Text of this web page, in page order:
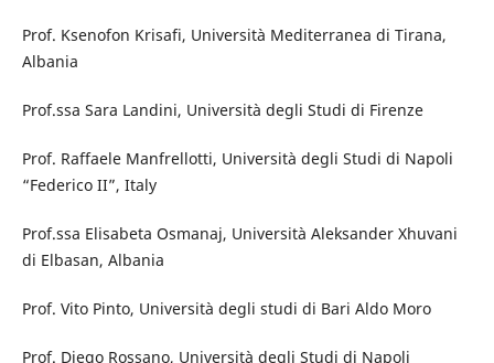
Prof. Ksenofon Krisafi, Università Mediterranea di Tirana,
Albania
Prof.ssa Sara Landini, Università degli Studi di Firenze
Prof. Raffaele Manfrellotti, Università degli Studi di Napoli
“Federico II”, Italy
Prof.ssa Elisabeta Osmanaj, Università Aleksander Xhuvani
di Elbasan, Albania
Prof. Vito Pinto, Università degli studi di Bari Aldo Moro
Prof. Diego Rossano, Università degli Studi di Napoli